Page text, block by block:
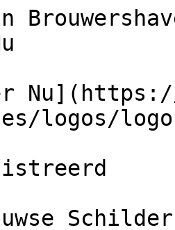
logos/